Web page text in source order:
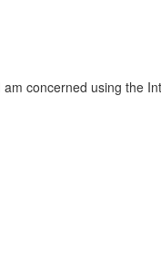
concerned using the